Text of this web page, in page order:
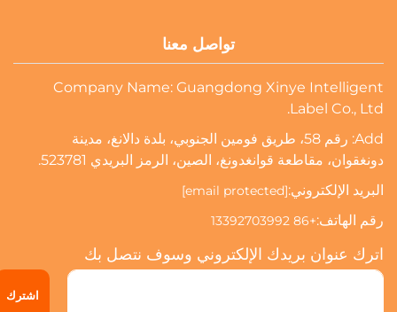
تواصل معنا
Company Name: Guangdong Xinye Intelligent
Label Co., Ltd.
Add: رقم 58، طريق فومين الجنوبي، بلدة دالانغ، مدينة
دونغقوان، مقاطعة قوانغدونغ، الصين، الرمز البريدي 523781.
البريد الإلكتروني:[email protected]
رقم الهاتف:+86 13392703992
اترك عنوان بريدك الإلكتروني وسوف نتصل بك
اشترك